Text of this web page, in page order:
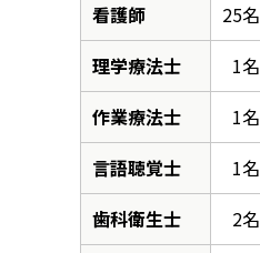
看護師
25名
理学療法士
1名
作業療法士
1名
言語聴覚士
1名
歯科衛生士
2名